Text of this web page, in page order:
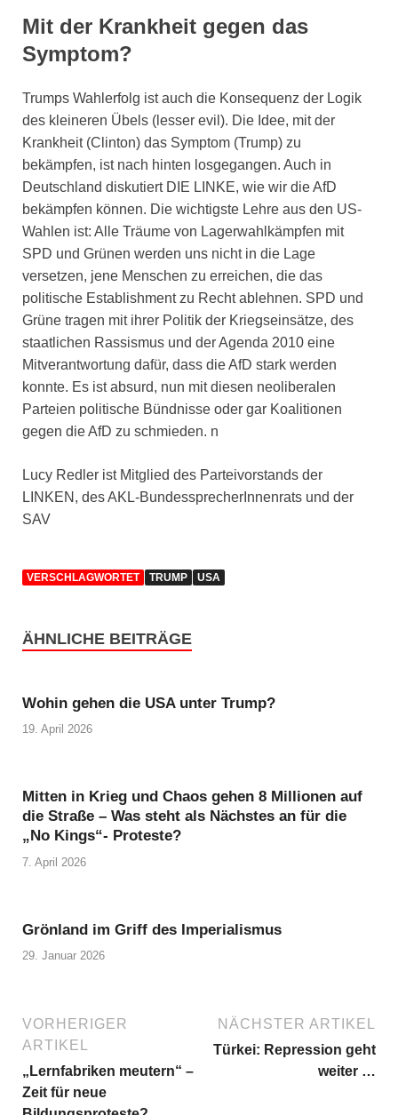
Mit der Krankheit gegen das
Symptom?
Trumps Wahlerfolg ist auch die Konsequenz der Logik
des kleineren Übels (lesser evil). Die Idee, mit der
Krankheit (Clinton) das Symptom (Trump) zu
bekämpfen, ist nach hinten losgegangen. Auch in
Deutschland diskutiert DIE LINKE, wie wir die AfD
bekämpfen können. Die wichtigste Lehre aus den US-
Wahlen ist: Alle Träume von Lagerwahlkämpfen mit
SPD und Grünen werden uns nicht in die Lage
versetzen, jene Menschen zu erreichen, die das
politische Establishment zu Recht ablehnen. SPD und
Grüne tragen mit ihrer Politik der Kriegseinsätze, des
staatlichen Rassismus und der Agenda 2010 eine
Mitverantwortung dafür, dass die AfD stark werden
konnte. Es ist absurd, nun mit diesen neoliberalen
Parteien politische Bündnisse oder gar Koalitionen
gegen die AfD zu schmieden. n
Lucy Redler ist Mitglied des Parteivorstands der
LINKEN, des AKL-BundessprecherInnenrats und der
SAV
VERSCHLAGWORTET TRUMP USA
ÄHNLICHE BEITRÄGE
Wohin gehen die USA unter Trump?
19. April 2026
Mitten in Krieg und Chaos gehen 8 Millionen auf
die Straße – Was steht als Nächstes an für die
„No Kings“- Proteste?
7. April 2026
Grönland im Griff des Imperialismus
29. Januar 2026
VORHERIGER
ARTIKEL
„Lernfabriken meutern“ –
Zeit für neue
NÄCHSTER ARTIKEL
Türkei: Repression geht
weiter …